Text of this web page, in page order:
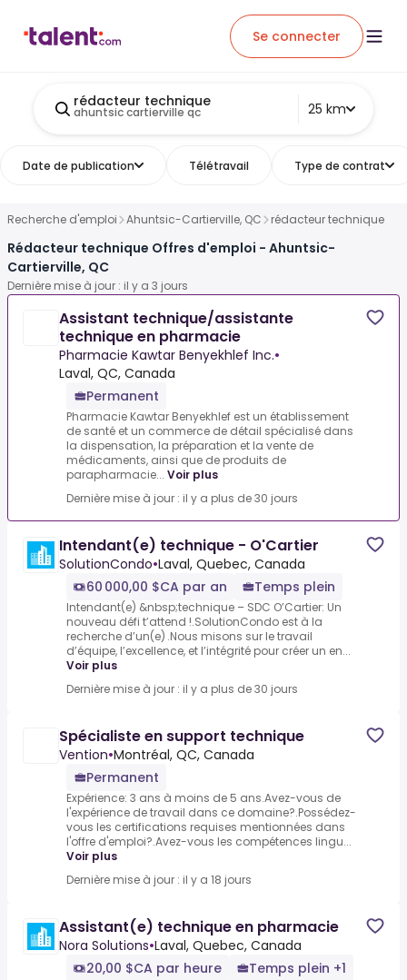
Se connecter
rédacteur technique
ahuntsic cartierville qc 25 km
Date de publication Télétravail Type de contrat
Recherche d'emploi Ahuntsic-Cartierville, QC rédacteur technique
Rédacteur technique Offres d'emploi - Ahuntsic-
Cartierville, QC
Dernière mise à jour : il y a 3 jours
Assistant technique/assistante
technique en pharmacie
Pharmacie Kawtar Benyekhlef Inc.•
Laval, QC, Canada
Permanent
Pharmacie Kawtar Benyekhlef est un établissement
de santé et un commerce de détail spécialisé dans
la dispensation, la préparation et la vente de
médicaments, ainsi que de produits de
parapharmacie... Voir plus
Dernière mise à jour : il y a plus de 30 jours
Intendant(e) technique - O'Cartier
SolutionCondo•Laval, Quebec, Canada
60 000,00 $CA par an
Temps plein
Intendant(e) &nbsp;technique – SDC O’Cartier: Un
nouveau défi t’attend !.SolutionCondo est à la
recherche d’un(e) .Nous misons sur le travail
d’équipe, l’excellence, et l’intégrité pour créer un en...
Voir plus
Dernière mise à jour : il y a plus de 30 jours
Spécialiste en support technique
Vention•Montréal, QC, Canada
Permanent
Expérience: 3 ans à moins de 5 ans.Avez-vous de
l'expérience de travail dans ce domaine?.Possédez-
vous les certifications requises mentionnées dans
l'offre d'emploi?.Avez-vous les compétences lingu...
Voir plus
Dernière mise à jour : il y a 18 jours
Assistant(e) technique en pharmacie
Nora Solutions•Laval, Quebec, Canada
20,00 $CA par heure
Temps plein +1